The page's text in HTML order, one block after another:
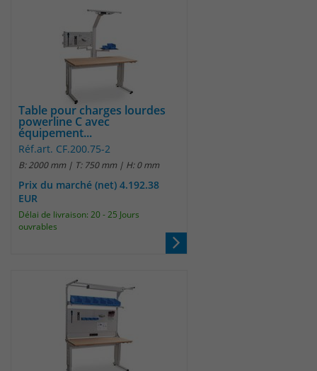
Table pour charges lourdes
powerline C avec
équipement...
Réf.art. CF.200.75-2
B: 2000 mm | T: 750 mm | H: 0 mm
Prix du marché (net) 4.192.38
EUR
Délai de livraison: 20 - 25 Jours
ouvrables